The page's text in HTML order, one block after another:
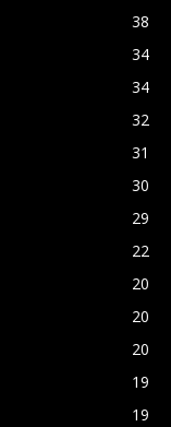
38
34
34
32
31
30
29
22
20
20
20
19
19